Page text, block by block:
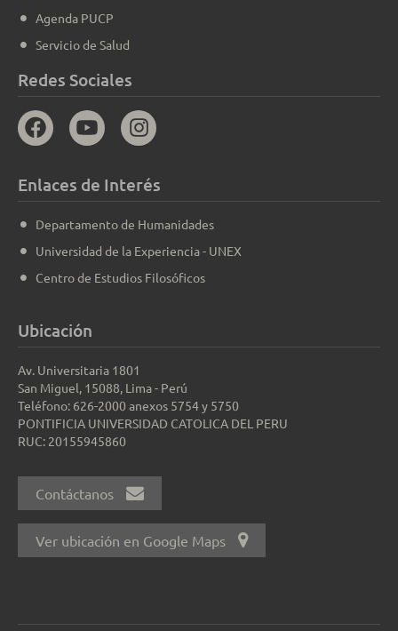
Agenda PUCP
Servicio de Salud
Redes Sociales
Enlaces de Interés
Departamento de Humanidades
Universidad de la Experiencia - UNEX
Centro de Estudios Filosóficos
Ubicación
Av. Universitaria 1801
San Miguel, 15088, Lima - Perú
Teléfono: 626-2000 anexos 5754 y 5750
PONTIFICIA UNIVERSIDAD CATOLICA DEL PERU
RUC: 20155945860
Contáctanos
Ver ubicación en Google Maps